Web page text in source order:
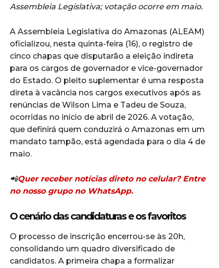
Assembleia Legislativa; votação ocorre em maio.
A Assembleia Legislativa do Amazonas (ALEAM)
oficializou, nesta quinta-feira (16), o registro de
cinco chapas que disputarão a eleição indireta
para os cargos de governador e vice-governador
do Estado. O pleito suplementar é uma resposta
direta à vacância nos cargos executivos após as
renúncias de Wilson Lima e Tadeu de Souza,
ocorridas no início de abril de 2026. A votação,
que definirá quem conduzirá o Amazonas em um
mandato tampão, está agendada para o dia 4 de
maio.
📲Quer receber notícias direto no celular? Entre
no nosso grupo no WhatsApp.
O cenário das candidaturas e os favoritos
O processo de inscrição encerrou-se às 20h,
consolidando um quadro diversificado de
candidatos. A primeira chapa a formalizar